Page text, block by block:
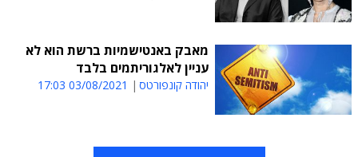
מאבק באנטישמיות ברשת הוא לא
עניין לאלגוריתמים בלבד
יהודה קונפורטס 03/08/2021 17:03